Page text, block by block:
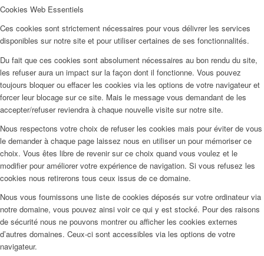
Cookies Web Essentiels
Ces cookies sont strictement nécessaires pour vous délivrer les services
disponibles sur notre site et pour utiliser certaines de ses fonctionnalités.
Du fait que ces cookies sont absolument nécessaires au bon rendu du site,
les refuser aura un impact sur la façon dont il fonctionne. Vous pouvez
toujours bloquer ou effacer les cookies via les options de votre navigateur et
forcer leur blocage sur ce site. Mais le message vous demandant de les
accepter/refuser reviendra à chaque nouvelle visite sur notre site.
Nous respectons votre choix de refuser les cookies mais pour éviter de vous
le demander à chaque page laissez nous en utiliser un pour mémoriser ce
choix. Vous êtes libre de revenir sur ce choix quand vous voulez et le
modifier pour améliorer votre expérience de navigation. Si vous refusez les
cookies nous retirerons tous ceux issus de ce domaine.
Nous vous fournissons une liste de cookies déposés sur votre ordinateur via
notre domaine, vous pouvez ainsi voir ce qui y est stocké. Pour des raisons
de sécurité nous ne pouvons montrer ou afficher les cookies externes
d’autres domaines. Ceux-ci sont accessibles via les options de votre
navigateur.